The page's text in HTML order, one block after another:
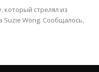
который стрелял из
Suzie Wong. Сообщалось,